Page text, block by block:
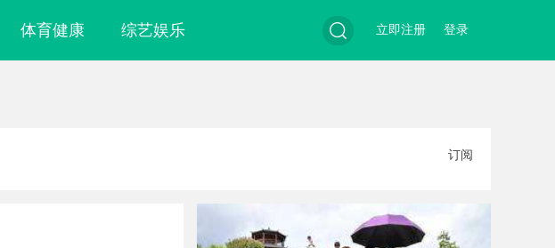
体育健康 综艺娱乐 登录
立即注册
订阅